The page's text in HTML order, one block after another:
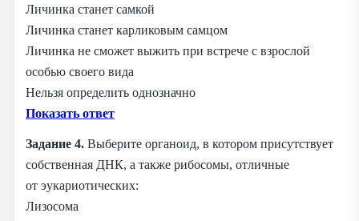
Личинка станет самкой
Личинка станет карликовым самцом
Личинка не сможет выжить при встрече с взрослой
особью своего вида
Нельзя определить однозначно
Показать ответ
Задание 4. Выберите органоид, в котором присутствует
собственная ДНК, а также рибосомы, отличные
от эукариотических:
Лизосома